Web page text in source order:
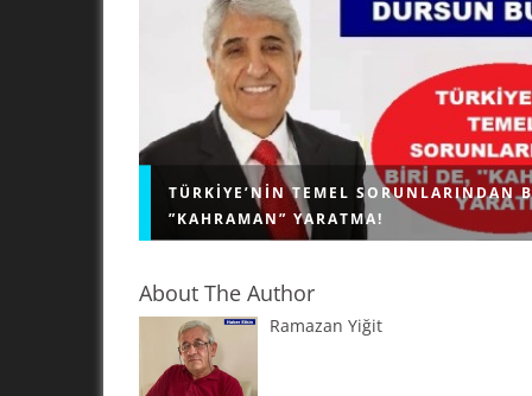
TÜRKIYE’NIN TEMEL SORUNLARINDAN
”KAHRAMAN” YARATMA!
"KAHRAMAN" YARATMA! Geri bıraktırılmış
About The Author
Ramazan Yiğit